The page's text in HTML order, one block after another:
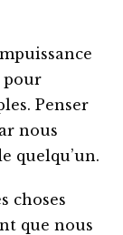
pour
Penser
nous
quelqu’un.
choses
que nous